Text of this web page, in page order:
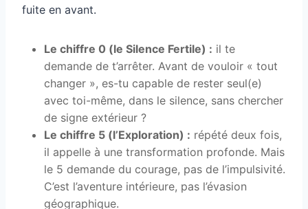
fuite en avant.
Le chiffre 0 (le Silence Fertile) : il te
demande de t’arrêter. Avant de vouloir « tout
changer », es-tu capable de rester seul(e)
avec toi-même, dans le silence, sans chercher
de signe extérieur ?
Le chiffre 5 (l’Exploration) : répété deux fois,
il appelle à une transformation profonde. Mais
le 5 demande du courage, pas de l’impulsivité.
C’est l’aventure intérieure, pas l’évasion
géographique.